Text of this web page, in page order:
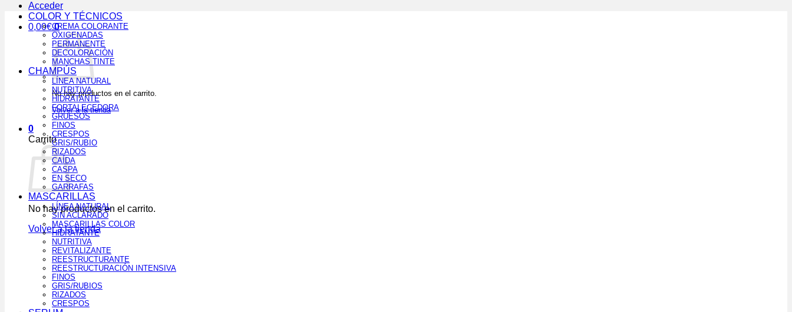
Acceder
0,00€ 0
No hay productos en el carrito.
Volver a la tienda
0
Carrito
No hay productos en el carrito.
Volver a la tienda
COLOR Y TÉCNICOS
CREMA COLORANTE
OXIGENADAS
PERMANENTE
DECOLORACIÓN
MANCHAS TINTE
CHAMPÚS
LÍNEA NATURAL
NUTRITIVA
HIDRATANTE
FORTALECEDORA
GRUESOS
FINOS
CRESPOS
GRIS/RUBIO
RIZADOS
CAÍDA
CASPA
EN SECO
GARRAFAS
MASCARILLAS
LÍNEA NATURAL
SIN ACLARADO
MASCARILLAS COLOR
HIDRATANTE
NUTRITIVA
REVITALIZANTE
REESTRUCTURANTE
REESTRUCTURACIÓN INTENSIVA
FINOS
GRIS/RUBIOS
RIZADOS
CRESPOS